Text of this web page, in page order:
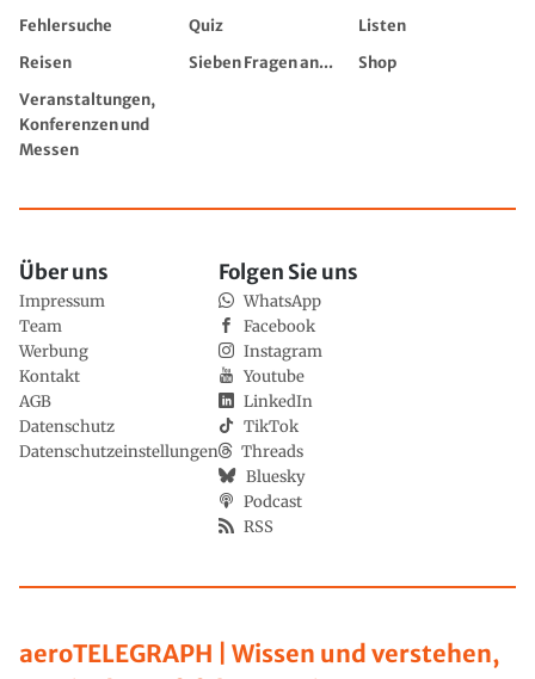
Fehlersuche
Quiz
Listen
Reisen
Sieben Fragen an...
Shop
Veranstaltungen,
Konferenzen und
Messen
aeroTELEGRAPH | Wissen und verstehen,
Über uns
Impressum
Team
Werbung
Kontakt
AGB
Datenschutz
Datenschutzeinstellungen
Folgen Sie uns
WhatsApp
Facebook
Instagram
Youtube
LinkedIn
TikTok
Threads
Bluesky
Podcast
RSS